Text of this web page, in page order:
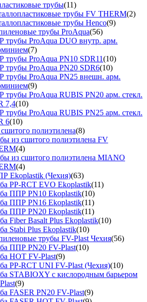
трубы(11)
трубы FV THERM(2)
трубы Henco(9)
трубы ProAqua(56)
трубы ProAqua DUO внутр. арм.
(7)
трубы ProAqua PN10 SDR11(10)
трубы ProAqua PN20 SDR6(10)
трубы ProAqua PN25 внешн. арм.
(9)
трубы ProAqua RUBIS PN20 арм. стекл.
7,4(10)
трубы ProAqua RUBIS PN25 арм. стекл.
6(10)
полиэтилена(8)
из сшитого полиэтилена FV
(4)
из сшитого полиэтилена MIANO
(4)
Ekoplastik (Чехия)(63)
PP-RCT EVO Ekoplastik(11)
ППР PN10 Ekoplastik(10)
ППР PN16 Ekoplastik(11)
ППР PN20 Ekoplastik(11)
Fiber Basalt Plus Ekoplastik(10)
Stabi Plus Ekoplastik(10)
трубы FV-Plast Чехия(56)
ППР PN20 FV-Plast(10)
HOT FV-Plast(9)
PP-RCT UNI FV-Plast (Чехия)(10)
STABIOXY с кислородным барьером
(9)
FASER PN20 FV-Plast(9)